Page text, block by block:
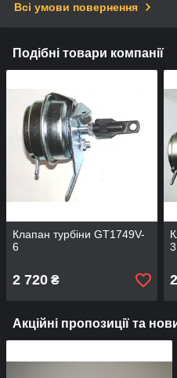
Всі умови повернення
Подібні товари компанії
Клапан турбіни GT1749V-
6
2 720 ₴
Акційні пропозиції та